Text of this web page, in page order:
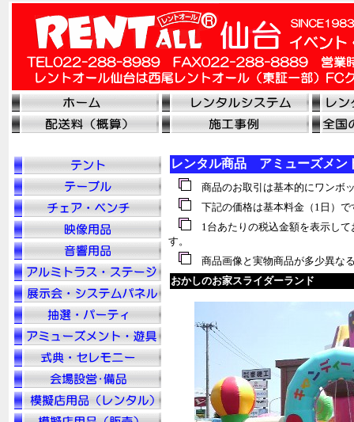
レンタル商品 アミューズメン
商品のお取引は基本的にワンボ
下記の価格は基本料金（1日）で
1台あたりの税込金額を表示して
す。
商品画像と実物商品が多少異な
おかしのお家スライダーランド